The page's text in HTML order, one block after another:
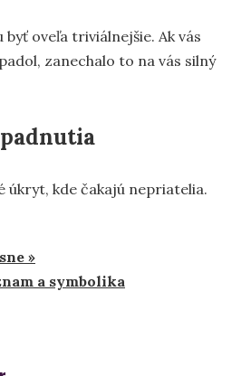
byť oveľa triviálnejšie. Ak vás
zanechalo to na vás silný
úkryt, kde čakajú nepriatelia.
»
a symbolika